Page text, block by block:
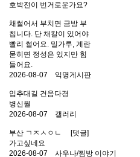
호박전이 번거로운가요?
채썰어서 부치면 금방 부
칩니다. 단 채칼이 있어야
빨리 썰어요. 밀가루, 계란
묻히면 정성은 있지만 힘
들어요.
2026-08-07 익명게시판
입추대길 건음다경
병신월
2026-08-07 갤러리
부산 ㄱㅈㅅㅇㄴ
[댓글]
가고싶네요
2026-08-07 사우나/찜방 이야기